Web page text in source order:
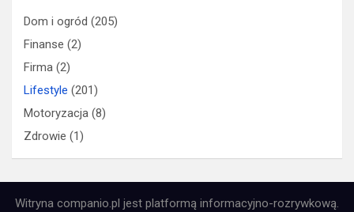
Dom i ogród (205)
Finanse (2)
Firma (2)
Lifestyle (201)
Motoryzacja (8)
Zdrowie (1)
Witryna companio.pl jest platformą informacyjno-rozrywkową.